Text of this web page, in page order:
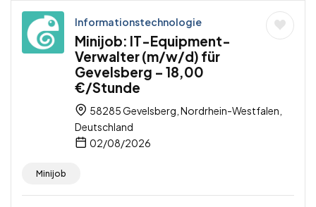
Informationstechnologie
Minijob: IT-Equipment-
Verwalter (m/w/d) für
Gevelsberg – 18,00
€/Stunde
58285 Gevelsberg, Nordrhein-Westfalen,
Deutschland
02/08/2026
Minijob